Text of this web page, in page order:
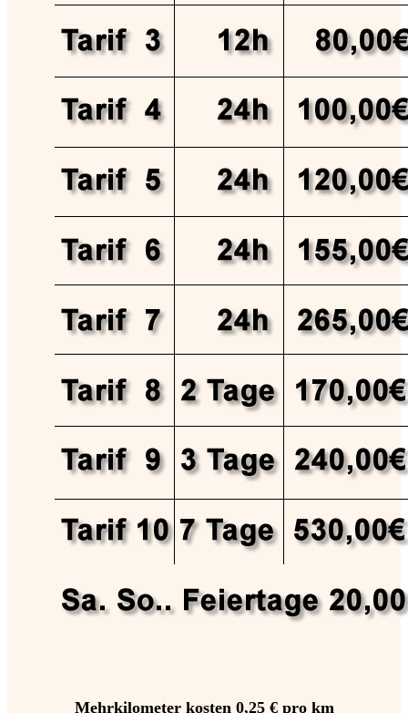
Mehrkilometer kosten 0,25 € pro km